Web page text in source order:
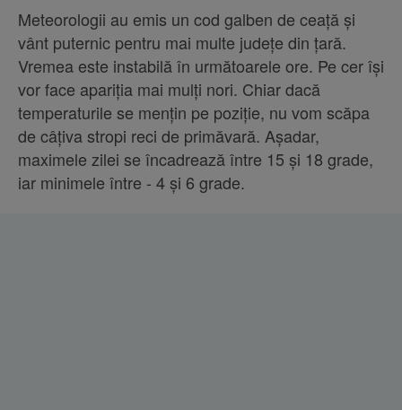
Meteorologii au emis un cod galben de ceaţă şi
vânt puternic pentru mai multe judeţe din ţară.
Vremea este instabilă în următoarele ore. Pe cer îşi
vor face apariţia mai mulţi nori. Chiar dacă
temperaturile se menţin pe poziţie, nu vom scăpa
de câţiva stropi reci de primăvară. Aşadar,
maximele zilei se încadrează între 15 şi 18 grade,
iar minimele între - 4 şi 6 grade.